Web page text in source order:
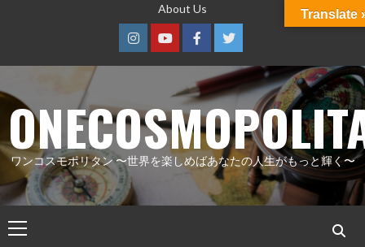
ツ
へ
ス
キ
ッ
プ
About Us
InstagramYoutubeFacebookTwitter
ワンコスモポリタン 〜世界を楽しめばあなたの人生がもっと輝く〜
イ
Translate